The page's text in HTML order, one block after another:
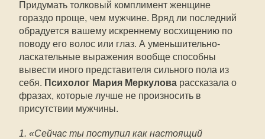
Придумать толковый комплимент женщине
гораздо проще, чем мужчине. Вряд ли последний
обрадуется вашему искреннему восхищению по
поводу его волос или глаз. А уменьшительно-
ласкательные выражения вообще способны
вывести иного представителя сильного пола из
себя. Психолог Мария Меркулова рассказала о
фразах, которые лучше не произносить в
присутствии мужчины.
1. «Сейчас ты поступил как настоящий